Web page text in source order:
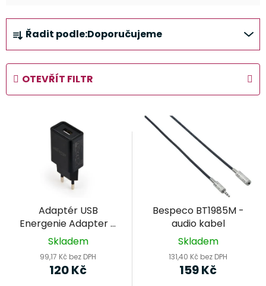
Ř
a
z
e
n
í
Řadit podle:Doporučujeme
OTEVŘÍT FILTR
Adaptér USB
Energenie Adapter 5
V/2 A EG-UC2A-03
Skladem
99,17 Kč bez DPH
120 Kč
Bespeco BT1985M -
audio kabel
Skladem
131,40 Kč bez DPH
159 Kč